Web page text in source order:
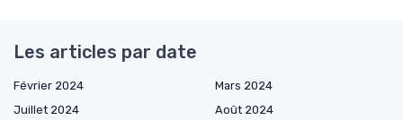
Les articles par date
Février 2024
Mars 2024
Juillet 2024
Août 2024